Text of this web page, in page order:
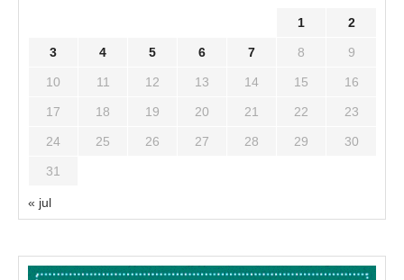
1 2
3 4 5 6 7 8 9
10 11 12 13 14 15 16
17 18 19 20 21 22 23
24 25 26 27 28 29 30
31
« jul